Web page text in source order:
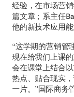
经验，在市场营
篇文章；系主任
他的新技术应用
“这学期的营销管
现在给我们上课
会在课堂上结合
热点、贴合现实
一片。”国际商务